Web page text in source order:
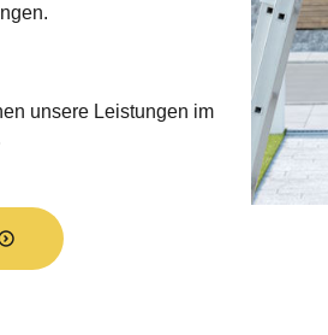
unsere Leistungen im